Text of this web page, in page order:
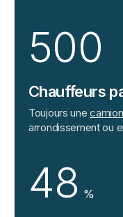
500
Chauffeurs
Toujours une
arrondissement ou
48 %